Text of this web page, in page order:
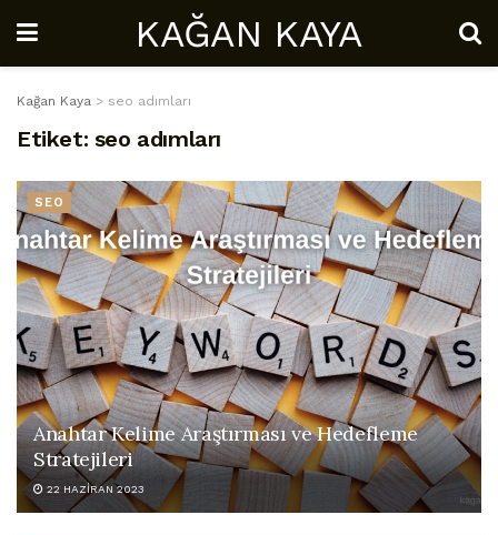
KAĞAN KAYA
Kağan Kaya > seo adımları
Etiket: seo adımları
SEO
Anahtar Kelime Araştırması ve Hedefleme
Stratejileri
22 HAZIRAN 2023